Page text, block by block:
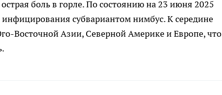
боль в горле. По состоянию на 23 июня 2025
инфицирования субвариантом нимбус. К середине
Восточной Азии, Северной Америке и Европе, что